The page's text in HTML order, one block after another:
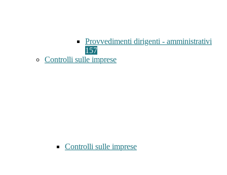
Provvedimenti dirigenti - amministrativi
157
Controlli sulle imprese
Controlli sulle imprese